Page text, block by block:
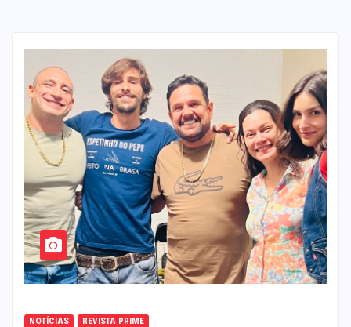
NOTÍCIAS REVISTA PRIME